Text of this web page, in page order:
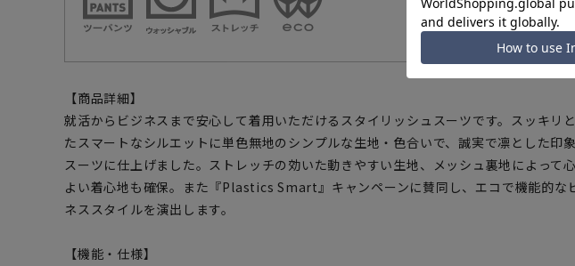
【商品詳細】
就活からビジネスまで安心して着用いただけるスタイリッシュスーツです。スッキリ
たスマートなシルエットに単色無地のシンプルな生地・色合いで、誠実で凛とした印
スーツに仕上げました。ストレッチの効いた動きやすい生地、メッシュ裏地によって
よい着心地も確保。また『Plastics Smart』キャンペーンに賛同し、エコで機能的な
ネススタイルを演出します。
【機能・仕様】